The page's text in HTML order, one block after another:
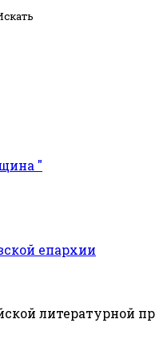
"
епархии
литературной